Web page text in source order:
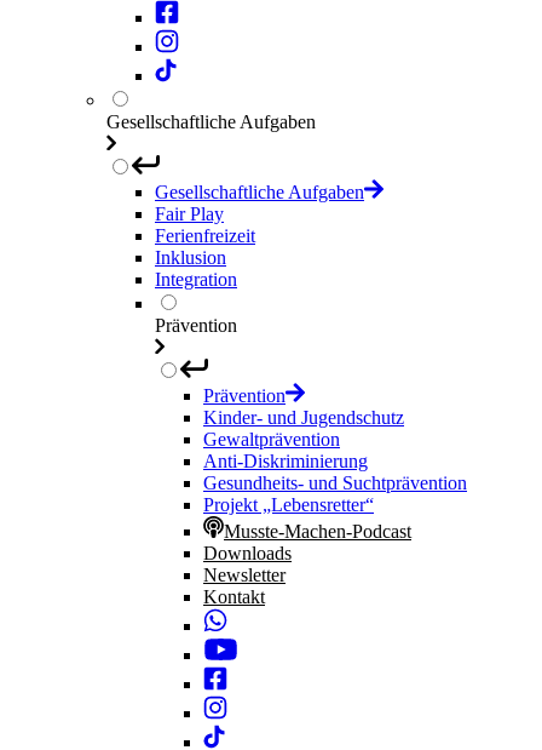
Gesellschaftliche Aufgaben
Gesellschaftliche Aufgaben
Fair Play
Ferienfreizeit
Inklusion
Integration
Prävention
Prävention
Kinder- und Jugendschutz
Gewaltprävention
Anti-Diskriminierung
Gesundheits- und Suchtprävention
Projekt „Lebensretter“
Musste-Machen-Podcast
Downloads
Newsletter
Kontakt